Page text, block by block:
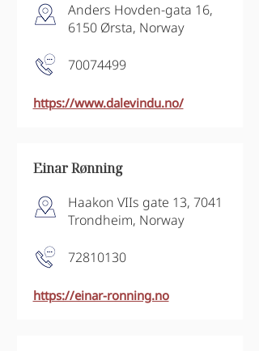
Anders Hovden-gata 16,
6150 Ørsta, Norway
70074499
https://www.dalevindu.no/
Einar Rønning
Haakon VIIs gate 13, 7041
Trondheim, Norway
72810130
https://einar-ronning.no